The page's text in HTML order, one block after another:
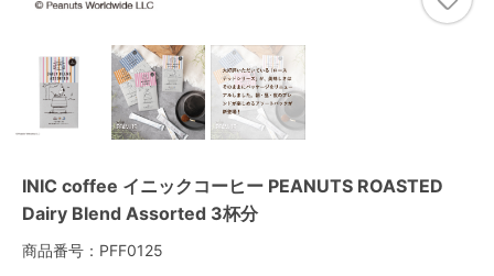
INIC coffee イニックコーヒー PEANUTS ROASTED
Dairy Blend Assorted 3杯分
商品番号：PFF0125